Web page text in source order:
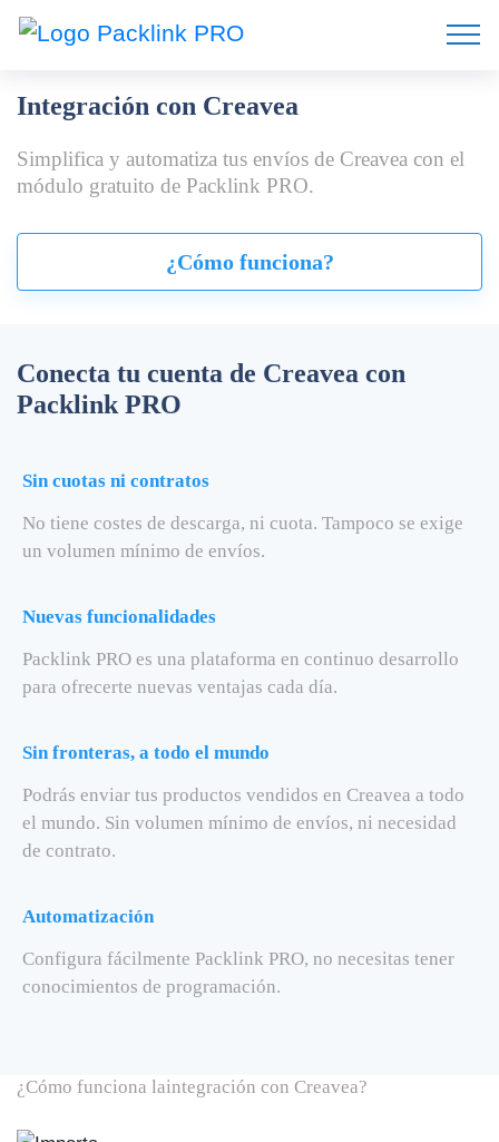
Integración con Creavea
Simplifica y automatiza tus envíos de Creavea con el
módulo gratuito de Packlink PRO.
¿Cómo funciona?
Conecta tu cuenta de Creavea con
Packlink PRO
Sin cuotas ni contratos
No tiene costes de descarga, ni cuota. Tampoco se exige
un volumen mínimo de envíos.
Nuevas funcionalidades
Packlink PRO es una plataforma en continuo desarrollo
para ofrecerte nuevas ventajas cada día.
Sin fronteras, a todo el mundo
Podrás enviar tus productos vendidos en Creavea a todo
el mundo. Sin volumen mínimo de envíos, ni necesidad
de contrato.
Automatización
Configura fácilmente Packlink PRO, no necesitas tener
conocimientos de programación.
¿Cómo funciona laintegración con Creavea?